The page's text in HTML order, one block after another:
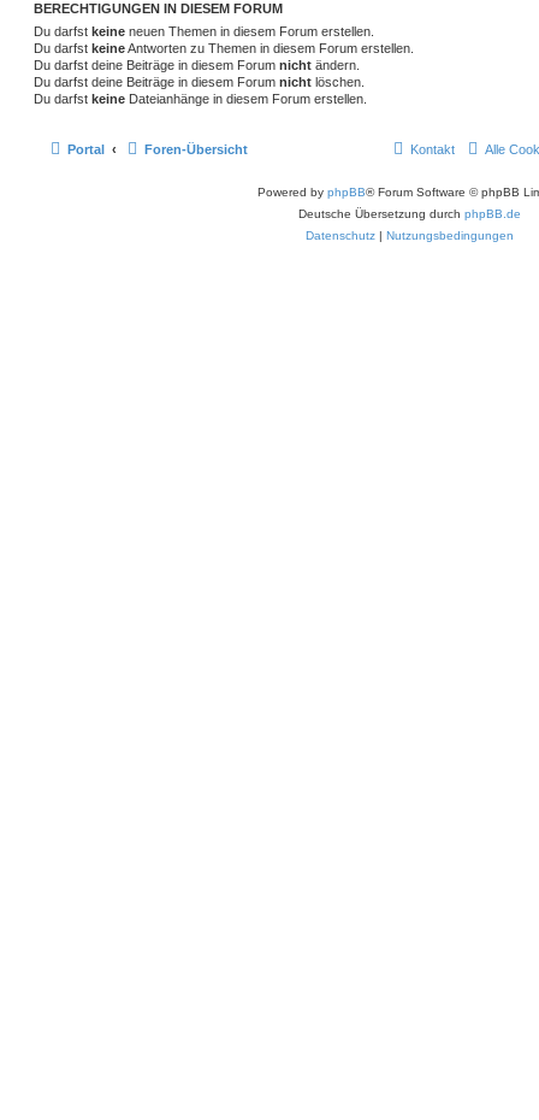
BERECHTIGUNGEN IN DIESEM FORUM
Du darfst keine neuen Themen in diesem Forum erstellen.
Du darfst keineAntworten zu Themen in diesem Forum erstellen.
Du darfst deine Beiträge in diesem Forum nicht ändern.
Du darfst deine Beiträge in diesem Forum nicht löschen.
Du darfst keine Dateianhänge in diesem Forum erstellen.
Portal Foren-Übersicht Alle
Kontakt
Powered by phpBB® Forum Software © phpBB
Deutsche Übersetzung durch phpBB.de
Datenschutz | Nutzungsbedingungen